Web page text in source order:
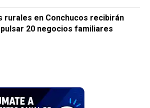
rurales en Conchucos recibirán
20 negocios familiares